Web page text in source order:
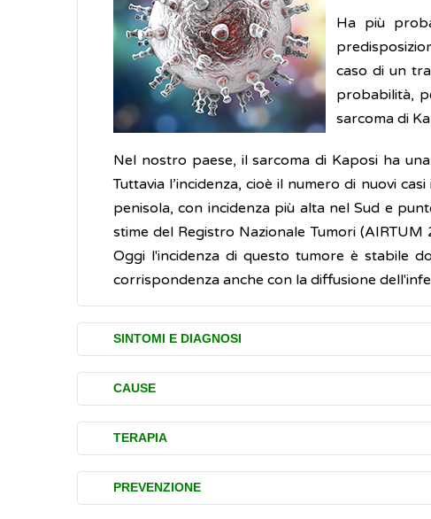
Ha più
caso di un
probabilità,
sarcoma di
Nel nostro paese, il sarcoma di Kaposi ha
Tuttavia l’incidenza, cioè il numero di nuovi
penisola, con incidenza più alta nel Sud e
stime del Registro Nazionale Tumori
Oggi l'incidenza di questo tumore è stabile
corrispondenza anche con la diffusione
SINTOMI E DIAGNOSI
Il disturbo (sintomo) iniziale più comune è la
violaceo e non provocano dolore.
Con il passar del tempo tendono a crescere e
e possono causare fastidi sia per mangiare, sia
CAUSE
Il sarcoma di Kaposi è causato da un
sarcoma di Kaposi(KSHV).
Si pensa si diffonda tramite l’attività sessuale,
TERAPIA
Se il sarcoma di Kaposi ha un andamento
terapia immediata.
PREVENZIONE